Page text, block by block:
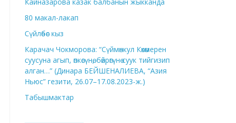
80 макал-лакап
Сүйлөбөс кыз
Карачач Чокморова: “Сүймөнкул Көкөмерен
суусуна агып, өпкөсүнө, бөйрөгүнө суук тийгизип
алган…” (Динара БЕЙШЕНАЛИЕВА, “Азия
Ньюс” гезити, 26.07–17.08.2023-ж.)
Табышмактар